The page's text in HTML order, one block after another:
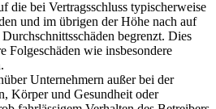
die bei Vertragsschluss typischerweise
und im übrigen der Höhe nach auf
begrenzt. Dies
Folgeschäden wie insbesondere
Unternehmern außer bei der
Körper und Gesundheit oder